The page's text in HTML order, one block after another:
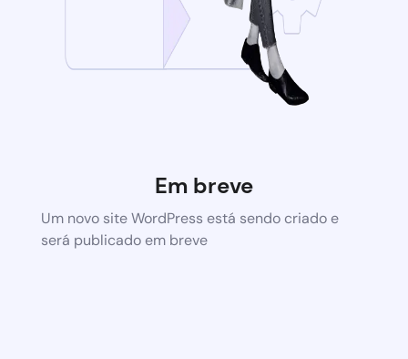
Em breve
Um novo site WordPress está sendo criado e
será publicado em breve